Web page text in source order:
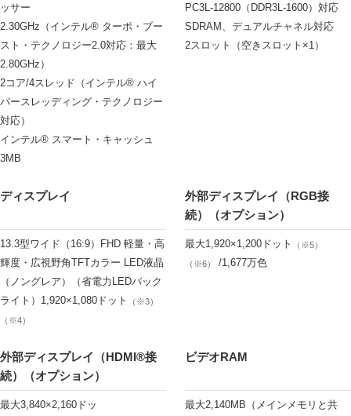
ッサー
2.30GHz（インテル® ターボ・ブー
スト・テクノロジー2.0対応：最大
2.80GHz）
2コア/4スレッド（インテル® ハイ
パースレッディング・テクノロジー
対応）
インテル® スマート・キャッシュ
3MB
PC3L-12800（DDR3L-1600）対応
SDRAM、デュアルチャネル対応
2スロット（空きスロット×1）
ディスプレイ
13.3型ワイド（16:9）FHD 軽量・高
輝度・広視野角TFTカラー LED液晶
（ノングレア）（省電力LEDバック
ライト）1,920×1,080ドット
（※3）
（※4）
外部ディスプレイ（RGB接
続）（オプション）
最大1,920×1,200ドット
（※5）
（※6）
/1,677万色
外部ディスプレイ（HDMI®接
続）（オプション）
最大3,840×2,160ドッ
ビデオRAM
最大2,140MB（メインメモリと共